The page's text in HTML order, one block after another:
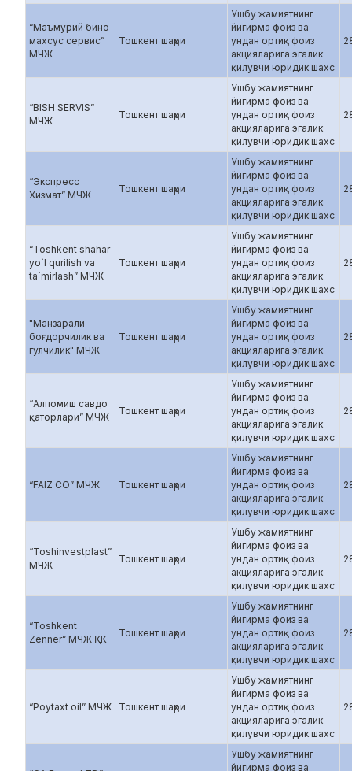
“Маъмурий бино
махсус сервис”
МЧЖ
Тошкент шаҳри
Ушбу жамиятнинг
йигирма фоиз ва
ундан ортиқ фоиз
акцияларига эгалик
қилувчи юридик шахс
“BISH SERVIS”
МЧЖ
Тошкент шаҳри
Ушбу жамиятнинг
йигирма фоиз ва
ундан ортиқ фоиз
акцияларига эгалик
қилувчи юридик шахс
“Экспресс
Хизмат” МЧЖ
Тошкент шаҳри
Ушбу жамиятнинг
йигирма фоиз ва
ундан ортиқ фоиз
акцияларига эгалик
қилувчи юридик шахс
“Toshkent shahar
yo`l qurilish va
ta`mirlash” МЧЖ
Тошкент шаҳри
Ушбу жамиятнинг
йигирма фоиз ва
ундан ортиқ фоиз
акцияларига эгалик
қилувчи юридик шахс
"Манзарали
боғдорчилик ва
гулчилик" МЧЖ
Тошкент шаҳри
Ушбу жамиятнинг
йигирма фоиз ва
ундан ортиқ фоиз
акцияларига эгалик
қилувчи юридик шахс
“Алпомиш савдо
қаторлари” МЧЖ
Тошкент шаҳри
Ушбу жамиятнинг
йигирма фоиз ва
ундан ортиқ фоиз
акцияларига эгалик
қилувчи юридик шахс
“FAIZ CO” МЧЖ Тошкент шаҳри
Ушбу жамиятнинг
йигирма фоиз ва
ундан ортиқ фоиз
акцияларига эгалик
қилувчи юридик шахс
“Toshinvestplast”
МЧЖ
Тошкент шаҳри
Ушбу жамиятнинг
йигирма фоиз ва
ундан ортиқ фоиз
акцияларига эгалик
қилувчи юридик шахс
“Toshkent
Zenner” МЧЖ ҚК
Тошкент шаҳри
Ушбу жамиятнинг
йигирма фоиз ва
ундан ортиқ фоиз
акцияларига эгалик
қилувчи юридик шахс
“Poytaxt oil” МЧЖ Тошкент шаҳри
Ушбу жамиятнинг
йигирма фоиз ва
ундан ортиқ фоиз
акцияларига эгалик
қилувчи юридик шахс
Ушбу жамиятнинг
йигирма фоиз ва